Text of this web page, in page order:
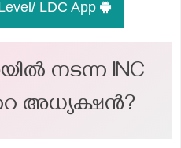
LDC App
നടന്ന INC
അധ്യക്ഷന്‍?